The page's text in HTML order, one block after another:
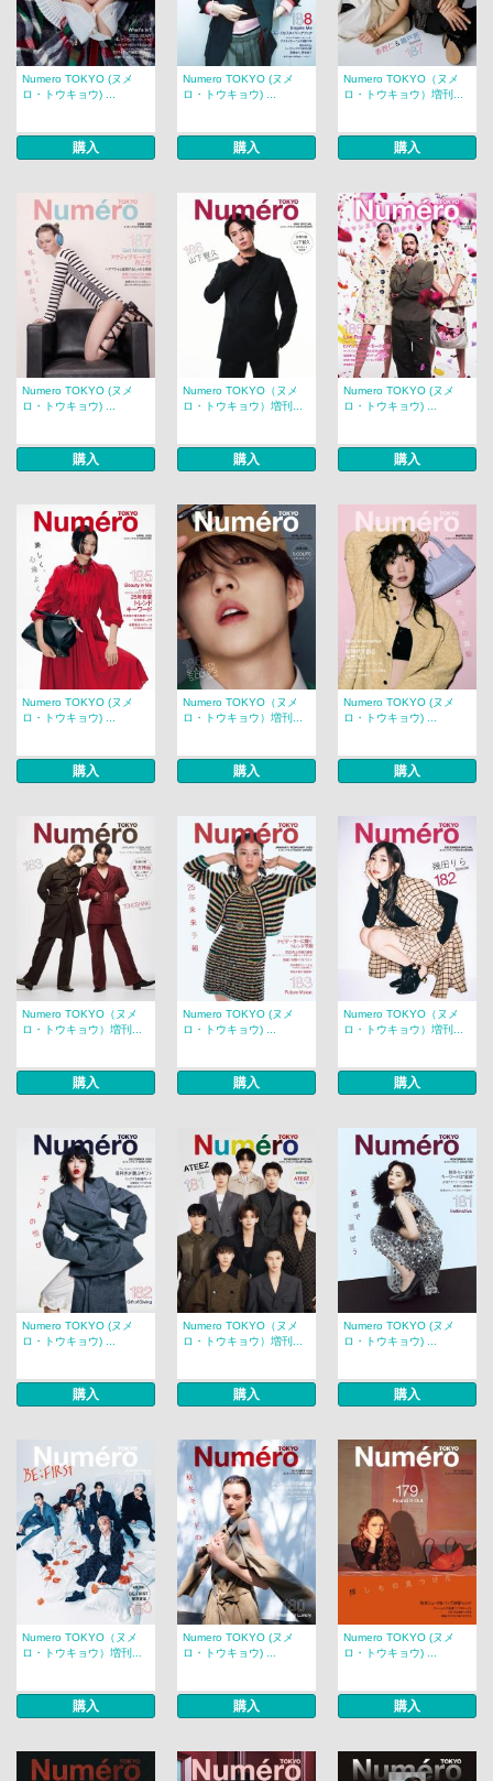
Numero TOKYO (ヌメ
ロ・トウキョウ) ...
購入
Numero TOKYO (ヌメ
ロ・トウキョウ) ...
購入
Numero TOKYO（ヌメ
ロ・トウキョウ）増刊...
購入
Numero TOKYO (ヌメ
ロ・トウキョウ) ...
購入
Numero TOKYO（ヌメ
ロ・トウキョウ）増刊...
購入
Numero TOKYO (ヌメ
ロ・トウキョウ) ...
購入
Numero TOKYO (ヌメ
ロ・トウキョウ) ...
購入
Numero TOKYO（ヌメ
ロ・トウキョウ）増刊...
購入
Numero TOKYO (ヌメ
ロ・トウキョウ) ...
購入
Numero TOKYO（ヌメ
ロ・トウキョウ）増刊...
購入
Numero TOKYO (ヌメ
ロ・トウキョウ) ...
購入
Numero TOKYO（ヌメ
ロ・トウキョウ）増刊...
購入
Numero TOKYO (ヌメ
ロ・トウキョウ) ...
購入
Numero TOKYO（ヌメ
ロ・トウキョウ）増刊...
購入
Numero TOKYO (ヌメ
ロ・トウキョウ) ...
購入
Numero TOKYO（ヌメ
ロ・トウキョウ）増刊...
購入
Numero TOKYO (ヌメ
ロ・トウキョウ) ...
購入
Numero TOKYO (ヌメ
ロ・トウキョウ) ...
購入